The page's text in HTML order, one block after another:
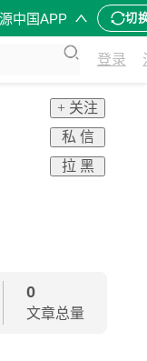
中国APP 切
登录
+ 关注
私 信
拉 黑
0
文章总量